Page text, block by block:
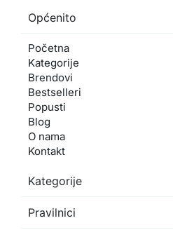
Općenito
Početna
Kategorije
Brendovi
Bestselleri
Popusti
Blog
O nama
Kontakt
Kategorije
Pravilnici